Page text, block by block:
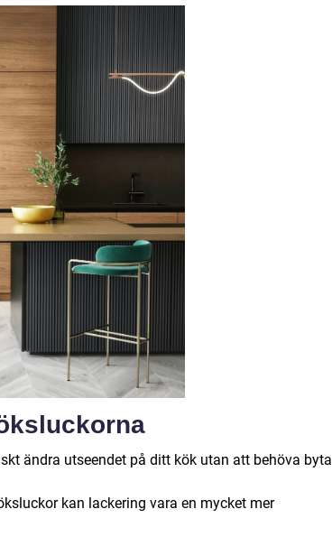
ändra utseendet på ditt kök utan att behöva byta
kan lackering vara en mycket mer